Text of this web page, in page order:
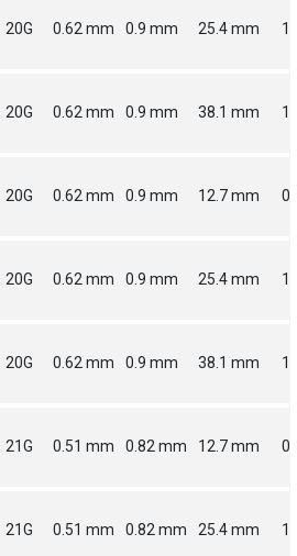
20G 0.62 mm 0.9 mm 25.4 mm 1
20G 0.62 mm 0.9 mm 38.1 mm
20G 0.62 mm 0.9 mm 12.7 mm
20G 0.62 mm 0.9 mm 25.4 mm 1
20G 0.62 mm 0.9 mm 38.1 mm
21G 0.51 mm 0.82 mm 12.7 mm
21G 0.51 mm 0.82 mm 25.4 mm 1